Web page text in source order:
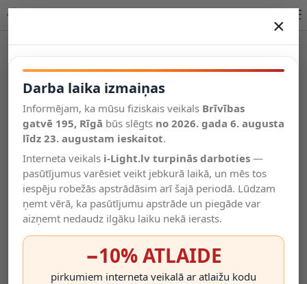
Salīdzināt
Vēlmju
saraksts
Valodas
×
Darba laika izmaiņas
Informējam, ka mūsu fiziskais veikals Brīvības
gatvē 195, Rīgā būs slēgts no 2026. gada 6. augusta
līdz 23. augustam ieskaitot.
Interneta veikals i-Light.lv turpinās darboties —
pasūtījumus varēsiet veikt jebkurā laikā, un mēs tos
iespēju robežās apstrādāsim arī šajā periodā. Lūdzam
ņemt vērā, ka pasūtījumu apstrāde un piegāde var
aizņemt nedaudz ilgāku laiku nekā ierasts.
−10% ATLAIDE
pirkumiem interneta veikalā ar atlaižu kodu